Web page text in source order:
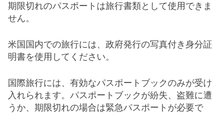
期限切れのパスポートは旅行書類として使用できま
せん。
米国国内での旅行には、政府発行の写真付き身分証
明書を使用してください。
国際旅行には、有効なパスポートブックのみが受け
入れられます。パスポートブックが紛失、盗難に遭
うか、期限切れの場合は緊急パスポートが必要で